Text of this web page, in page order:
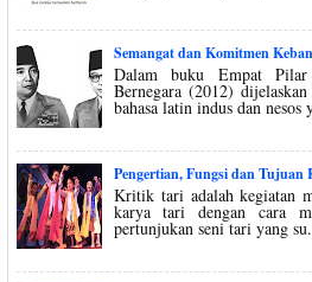
Semangat dan Komitmen
Dalam buku Empat Pilar
Bernegara (2012)
bahasa latin indus dan nesos
Pengertian, Fungsi dan
Kritik tari adalah kegiatan
karya tari dengan cara
pertunjukan seni tari yang